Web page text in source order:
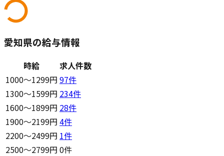
愛知県の給与情報
時給
求人件数
1000〜1299円 97件
1300〜1599円 234件
1600〜1899円 28件
1900〜2199円 4件
2200〜2499円 1件
2500〜2799円 0件